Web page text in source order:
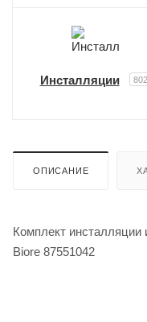
Инсталляции 802
ОПИСАНИЕ
Комплект инсталляции
Biore 87551042